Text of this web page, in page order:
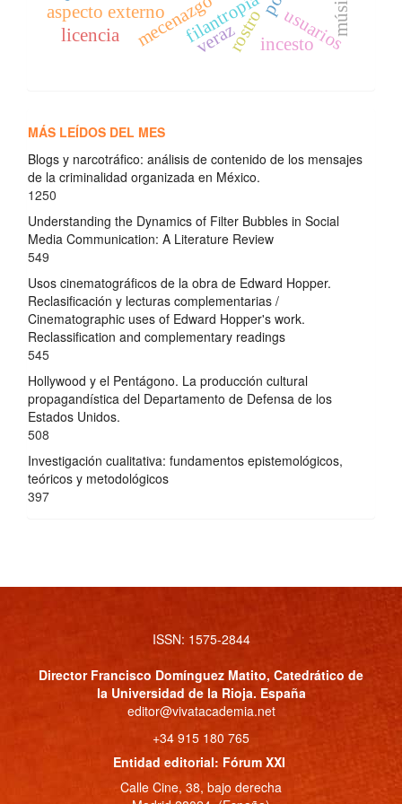
mecenazgofilantropía
rostro
aspecto externo usuarios
licencia incesto
veraz
MÁS LEÍDOS DEL MES
Blogs y narcotráfico: análisis de contenido de los mensajes
de la criminalidad organizada en México.
1250
Understanding the Dynamics of Filter Bubbles in Social
Media Communication: A Literature Review
549
Usos cinematográficos de la obra de Edward Hopper.
Reclasificación y lecturas complementarias /
Cinematographic uses of Edward Hopper's work.
Reclassification and complementary readings
545
Hollywood y el Pentágono. La producción cultural
propagandística del Departamento de Defensa de los
Estados Unidos.
508
Investigación cualitativa: fundamentos epistemológicos,
teóricos y metodológicos
397
ISSN: 1575-2844
Director Francisco Domínguez Matito, Catedrático de
la Universidad de la Rioja. España
editor@vivatacademia.net
+34 915 180 765
Entidad editorial: Fórum XXI
Calle Cine, 38, bajo derecha